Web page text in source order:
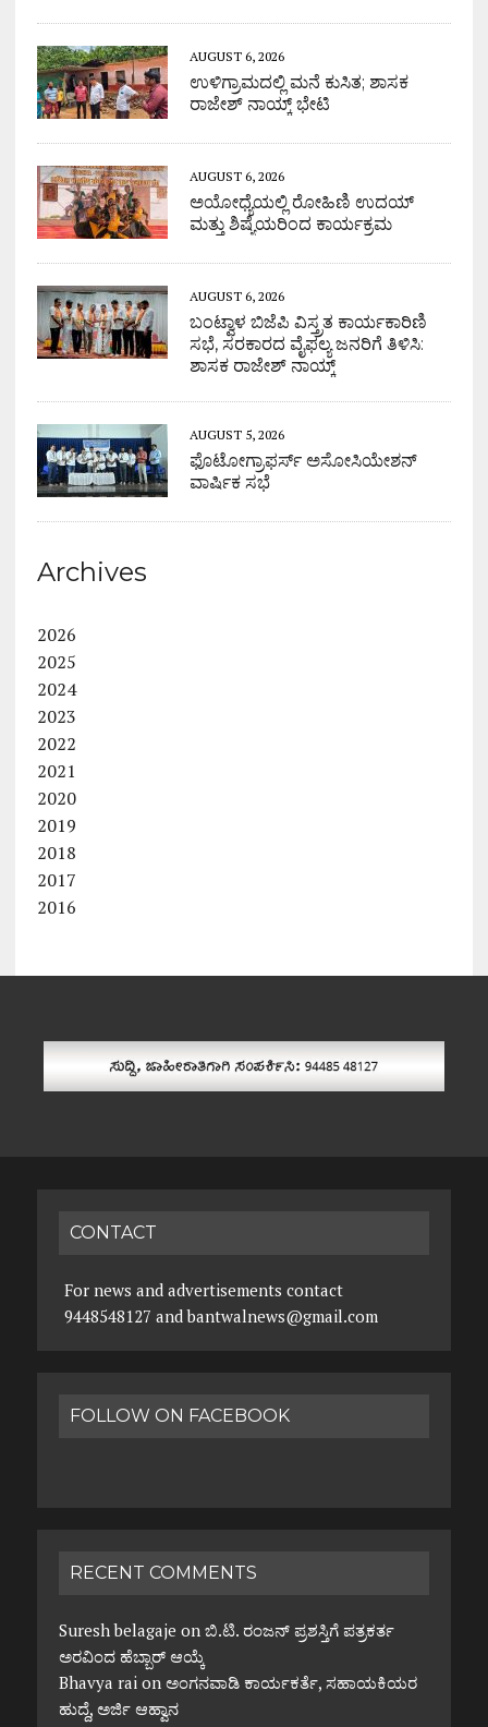
AUGUST 6, 2026
ಉಳಿಗ್ರಾಮದಲ್ಲಿ ಮನೆ ಕುಸಿತ; ಶಾಸಕ
ರಾಜೇಶ್ ನಾಯ್ಕ್ ಭೇಟಿ
AUGUST 6, 2026
ಅಯೋಧ್ಯೆಯಲ್ಲಿ ರೋಹಿಣಿ ಉದಯ್
ಮತ್ತು ಶಿಷ್ಯೆಯರಿಂದ ಕಾರ್ಯಕ್ರಮ
AUGUST 6, 2026
ಬಂಟ್ವಾಳ ಬಿಜೆಪಿ ವಿಸ್ತ್ರತ ಕಾರ್ಯಕಾರಿಣಿ
ಸಭೆ, ಸರಕಾರದ ವೈಫಲ್ಯ ಜನರಿಗೆ ತಿಳಿಸಿ:
ಶಾಸಕ ರಾಜೇಶ್ ನಾಯ್ಕ್
AUGUST 5, 2026
ಫೊಟೋಗ್ರಾಫರ್ಸ್ ಅಸೋಸಿಯೇಶನ್
ವಾರ್ಷಿಕ ಸಭೆ
Archives
2026
2025
2024
2023
2022
2021
2020
2019
2018
2017
2016
CONTACT
For news and advertisements contact
9448548127 and bantwalnews@gmail.com
FOLLOW ON FACEBOOK
RECENT COMMENTS
Suresh belagaje on ಬಿ.ಟಿ. ರಂಜನ್ ಪ್ರಶಸ್ತಿಗೆ ಪತ್ರಕರ್ತ
ಅರವಿಂದ ಹೆಬ್ಬಾರ್ ಆಯ್ಕೆ
Bhavya raion ಅಂಗನವಾಡಿ ಕಾರ್ಯಕರ್ತೆ, ಸಹಾಯಕಿಯರ
ಹುದ್ದೆ, ಅರ್ಜಿ ಆಹ್ವಾನ